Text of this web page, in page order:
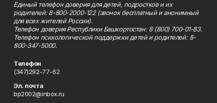
Единый телефон доверия для детей, подростков и их
родителей: 8-800-2000-122 (звонок бесплатный и анонимный
для всех жителей России).
Телефон доверия Республики Башкортостан: 8 (800) 700-01-83.
Телефон психологической поддержки детей и родителей: 8-
800-347-5000.
Телефон
(347)292-77-62
Эл. почта
bp2002@inbox.ru